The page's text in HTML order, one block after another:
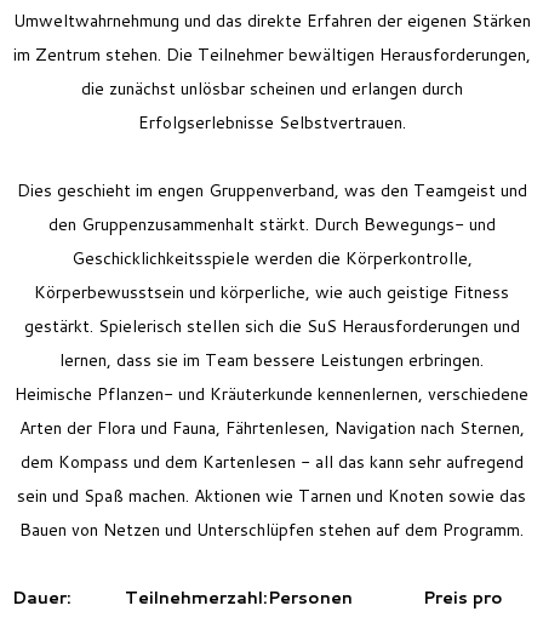
Umweltwahrnehmung und das direkte Erfahren der eigenen Stärken
im Zentrum stehen. Die Teilnehmer bewältigen Herausforderungen,
die zunächst unlösbar scheinen und erlangen durch
Erfolgserlebnisse Selbstvertrauen.
Dies geschieht im engen Gruppenverband, was den Teamgeist und
den Gruppenzusammenhalt stärkt. Durch Bewegungs- und
Geschicklichkeitsspiele werden die Körperkontrolle,
Körperbewusstsein und körperliche, wie auch geistige Fitness
gestärkt. Spielerisch stellen sich die SuS Herausforderungen und
lernen, dass sie im Team bessere Leistungen erbringen.
Heimische Pflanzen- und Kräuterkunde kennenlernen, verschiedene
Arten der Flora und Fauna, Fährtenlesen, Navigation nach Sternen,
dem Kompass und dem Kartenlesen - all das kann sehr aufregend
sein und Spaß machen. Aktionen wie Tarnen und Knoten sowie das
Bauen von Netzen und Unterschlüpfen stehen auf dem Programm.
Dauer: Teilnehmerzahl:Personen
Preis pro